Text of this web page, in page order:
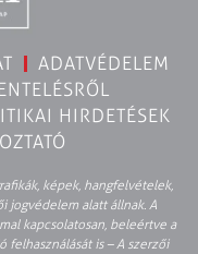
ADATVÉDELEM
HIRDETÉSEK
képek, hangfelvételek,
jogvédelem alatt állnak. A
kapcsolatosan, beleértve a
felhasználását is – A szerzői